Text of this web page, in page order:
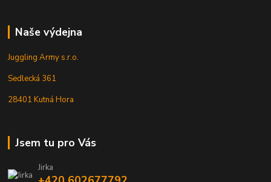
Naše výdejna
Juggling Army s.r.o.
Sedlecká 361
28401 Kutná Hora
Jsem tu pro Vás
Jirka